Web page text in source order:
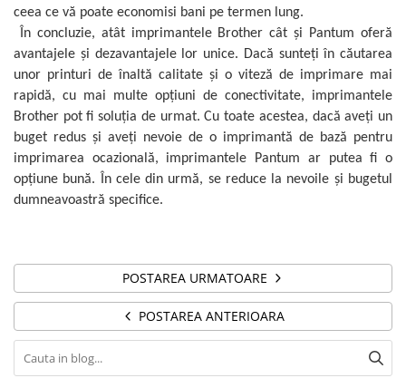
Ribbon
Desktop PC
PC Office
PC Gaming
Workstation
All-in-One PC
Mini PC
Monitoare
Componente
Placi video
Procesoare
Placi de baza
ceea ce vă poate economisi bani pe termen lung.
În concluzie, atât imprimantele Brother cât și Pantum oferă
avantajele și dezavantajele lor unice. Dacă sunteți în căutarea
unor printuri de înaltă calitate și o viteză de imprimare mai
rapidă, cu mai multe opțiuni de conectivitate, imprimantele
Brother pot fi soluția de urmat. Cu toate acestea, dacă aveți un
buget redus și aveți nevoie de o imprimantă de bază pentru
imprimarea ocazională, imprimantele Pantum ar putea fi o
opțiune bună. În cele din urmă, se reduce la nevoile și bugetul
dumneavoastră specifice.
POSTAREA URMATOARE
POSTAREA ANTERIOARA